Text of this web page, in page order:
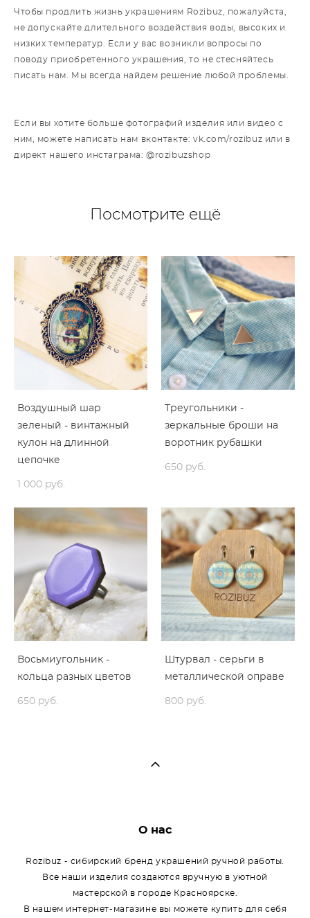
Чтобы продлить жизнь украшениям Rozibuz, пожалуйста,
не допускайте длительного воздействия воды, высоких и
низких температур. Если у вас возникли вопросы по
поводу приобретенного украшения, то не стесняйтесь
писать нам. Мы всегда найдем решение любой проблемы.
Если вы хотите больше фотографий изделия или видео с
ним, можете написать нам вконтакте: vk.com/rozibuz или в
директ нашего инстаграма: @rozibuzshop
Посмотрите ещё
Воздушный шар
зеленый - винтажный
кулон на длинной
цепочке
1 000 pуб.
Треугольники -
зеркальные броши на
воротник рубашки
650 pуб.
Восьмиугольник -
кольца разных цветов
650 pуб.
Штурвал - серьги в
металлической оправе
800 pуб.
О нас
Rozibuz - сибирский бренд украшений ручной работы.
Все наши изделия создаются вручную в уютной
мастерской в городе Красноярске.
В нашем интернет-магазине вы можете купить для себя